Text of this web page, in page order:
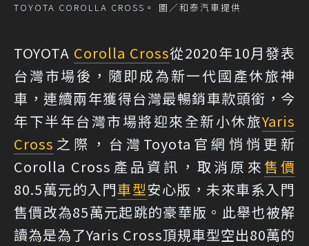
TOYOTA COROLLA CROSS。 圖／和泰汽車提供
TOYOTA Corolla Cross從2020年10月發表
台灣市場後，隨即成為新一代國產休旅神
車，連續兩年獲得台灣最暢銷車款頭銜，今
年下半年台灣市場將迎來全新小休旅Yaris
Cross 之際，台灣Toyota官網悄悄更新
Corolla Cross產品資訊，取消原來 售價
80.5萬元的入門車型安心版，未來車系入門
售價改為85萬元起跳的豪華版。此舉也被解
讀為是為了Yaris Cross頂規車型空出80萬的